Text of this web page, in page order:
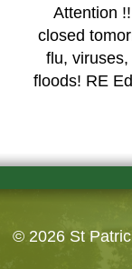
Attention
closed
flu,
floods! RE
© 2026 St